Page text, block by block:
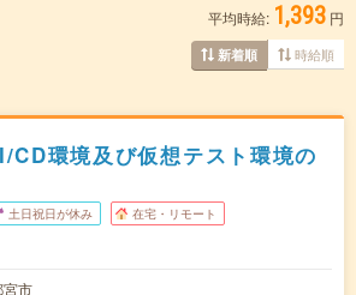
平均時給: 1,393 円
新着順 時給順
CD環境及び仮想テスト環境の
土日祝日が休み 在宅・リモート
宮市